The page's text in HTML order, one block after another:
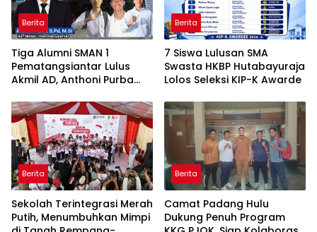
Berita
Tiga Alumni SMAN 1
Pematangsiantar Lulus
Akmil AD, Anthoni Purba
Berita
7 Siswa Lulusan SMA
Swasta HKBP Hutabayuraja
Lolos Seleksi KIP-K Awarde
Berita
Sekolah Terintegrasi Merah
Putih, Menumbuhkan Mimpi
Berita
Camat Padang Hulu
Dukung Penuh Program